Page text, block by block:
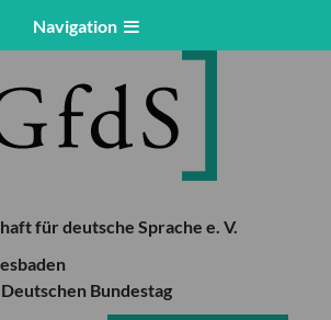
Navigation
für deutsche Sprache e. V.
Bundestag